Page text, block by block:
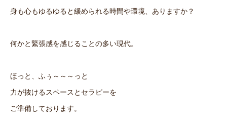
身も心もゆるゆると緩められる時間や環境、ありますか？
何かと緊張感を感じることの多い現代。
ほっと、ふぅ～～～っと
力が抜けるスペースとセラピーを
ご準備しております。